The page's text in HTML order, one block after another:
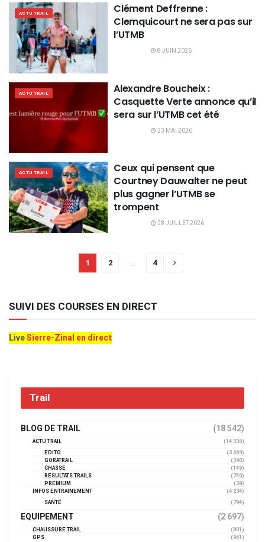
ACTU TRAIL
Clément Deffrenne :
Clemquicourt ne sera pas sur
l’UTMB
8 JUIN 2026
ACTU TRAIL
Alexandre Boucheix :
Casquette Verte annonce qu’il
sera sur l’UTMB cet été
23 MAI 2026
ACTU TRAIL
Ceux qui pensent que
Courtney Dauwalter ne peut
plus gagner l’UTMB se
trompent
28 JUILLET 2026
1 2 … 4
SUIVI DES COURSES EN DIRECT
LiveSierre-Zinal en direct
Trail
BLOG DE TRAIL (18 542)
ACTU TRAIL
(14 336)
EDITO
(3 369)
GORATRAIL
(390)
CHASSE
(149)
RÉSULTATS TRAILS
(740)
PREMIUM
(38)
INFOS ENTRAINEMENT
(4 234)
SANTÉ
(794)
EQUIPEMENT (2 697)
CHAUSSURE TRAIL
(801)
GPS
(961)